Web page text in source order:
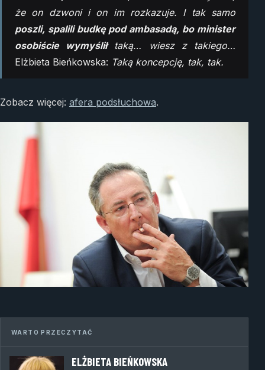
że on dzwoni i on im rozkazuje. I tak samo
poszli, spalili budkę pod ambasadą, bo minister
osobiście wymyśliłtaką… wiesz z takiego…
Elżbieta Bieńkowska: Taką koncepcję, tak, tak.
Zobacz więcej: afera podsłuchowa.
WARTO PRZECZYTAĆ
ELŻBIETA BIEŃKOWSKA